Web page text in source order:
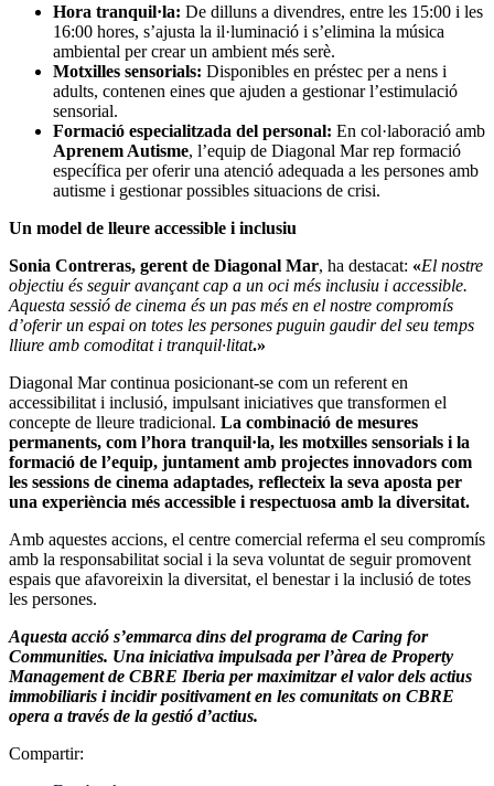
Hora tranquil·la: De dilluns a divendres, entre les 15:00 i les
16:00 hores, s’ajusta la il·luminació i s’elimina la música
ambiental per crear un ambient més serè.
Motxilles sensorials: Disponibles en préstec per a nens i
adults, contenen eines que ajuden a gestionar l’estimulació
sensorial.
Formació especialitzada del personal: En col·laboració amb
Aprenem Autisme, l’equip de Diagonal Mar rep formació
específica per oferir una atenció adequada a les persones amb
autisme i gestionar possibles situacions de crisi.
Un model de lleure accessible i inclusiu
Sonia Contreras, gerent de Diagonal Mar, ha destacat: «El nostre
objectiu és seguir avançant cap a un oci més inclusiu i accessible.
Aquesta sessió de cinema és un pas més en el nostre compromís
d’oferir un espai on totes les persones puguin gaudir del seu temps
lliure amb comoditat i tranquil·litat.»
Diagonal Mar continua posicionant-se com un referent en
accessibilitat i inclusió, impulsant iniciatives que transformen el
concepte de lleure tradicional. La combinació de mesures
permanents, com l’hora tranquil·la, les motxilles sensorials i la
formació de l’equip, juntament amb projectes innovadors com
les sessions de cinema adaptades, reflecteix la seva aposta per
una experiència més accessible i respectuosa amb la diversitat.
Amb aquestes accions, el centre comercial referma el seu compromís
amb la responsabilitat social i la seva voluntat de seguir promovent
espais que afavoreixin la diversitat, el benestar i la inclusió de totes
les persones.
Aquesta acció s’emmarca dins del programa de Caring for
Communities. Una iniciativa impulsada per l’àrea de Property
Management de CBRE Iberia per maximitzar el valor dels actius
immobiliaris i incidir positivament en les comunitats on CBRE
opera a través de la gestió d’actius.
Compartir: